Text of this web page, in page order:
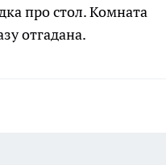
про стол. Комната
отгадана.